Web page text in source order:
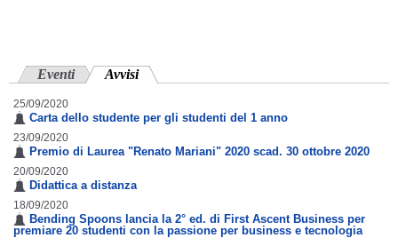
Eventi Avvisi(scheda attiva)
25/09/2020
Carta dello studente per gli studenti del 1 anno
23/09/2020
Premio di Laurea "Renato Mariani" 2020 scad. 30 ottobre 2020
20/09/2020
Didattica a distanza
18/09/2020
Bending Spoons lancia la 2° ed. di First Ascent Business per
premiare 20 studenti con la passione per business e tecnologia